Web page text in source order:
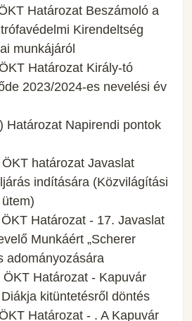
Határozat Beszámoló a
Kirendeltség
munkájáról
Határozat Király-tó
2023/2024-es nevelési év
Határozat Napirendi pontok
határozat Javaslat
indítására (Közvilágítási
Határozat - 17. Javaslat
Munkáért „Scherer
adományozására
Határozat - Kapuvár
kitüntetésről döntés
Határozat - . A Kapuvár